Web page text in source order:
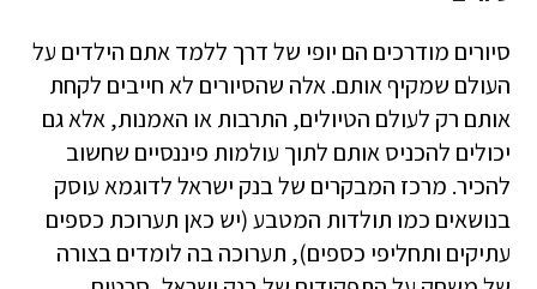
סיורים מודרכים הם יופי של דרך ללמד אתם הילדים על
העולם שמקיף אותם. אלה שהסיורים לא חייבים לקחת
אותם רק לעולם הטיולים, התרבות או האמנות, אלא גם
יכולים להכניס אותם לתוך עולמות פיננסיים שחשוב
להכיר. מרכז המבקרים של בנק ישראל לדוגמא עוסק
בנושאים כמו תולדות המטבע (יש כאן תערוכת כספים
עתיקים ותחליפי כספים), תערוכה בה לומדים בצורה